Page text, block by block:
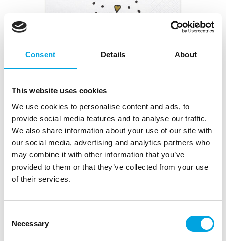
Consent Details About
This website uses cookies
We use cookies to personalise content and ads, to
provide social media features and to analyse our traffic.
We also share information about your use of our site with
our social media, advertising and analytics partners who
may combine it with other information that you’ve
provided to them or that they’ve collected from your use
of their services.
Selection
Necessary
Kissa lautasliinat
Tuotetunnus (SKU): SP33-50 | Tuotemerkki:PARTYDECO
EAN: 5902230774094 | Pakkauskoko: 1 Myyntiyksikkö: 5
Ihanat lautasliinat kissa- juhliin!
Kuvaus
”
nt